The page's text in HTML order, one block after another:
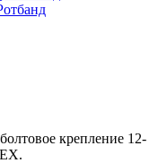
крепление 12-